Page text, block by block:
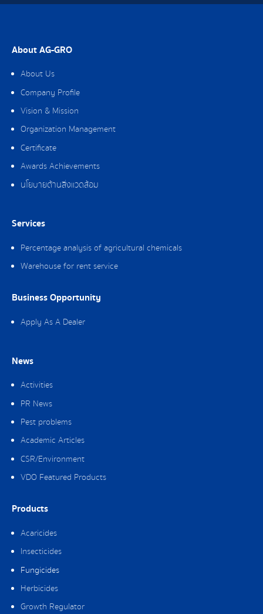
About AG-GRO
About Us
Company Profile
Vision & Mission
Organization Management
Certificate
Awards Achievements
นโยบายด้านสิ่งแวดล้อม
Services
Percentage analysis of agricultural chemicals
Warehouse for rent service
Business Opportunity
Apply As A Dealer
News
Activities
PR News
Pest problems
Academic Articles
CSR/Environment
VDO Featured Products
Products
Acaricides
Insecticides
Fungicides
Herbicides
Growth Regulator